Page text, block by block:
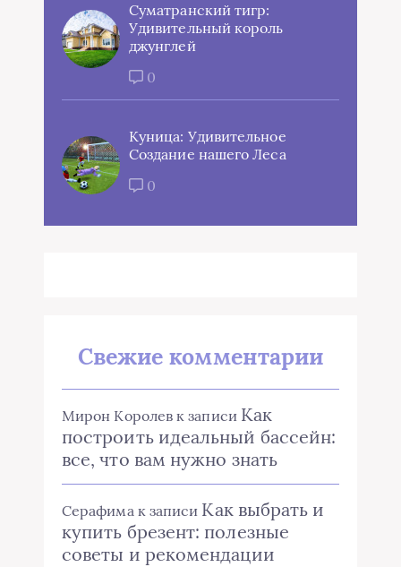
Суматранский тигр:
Удивительный король
джунглей
0
Куница: Удивительное
Создание нашего Леса
0
Свежие комментарии
Мирон Королев к записи Как
построить идеальный бассейн:
все, что вам нужно знать
Серафимак записи Как выбрать и
купить брезент: полезные
советы и рекомендации